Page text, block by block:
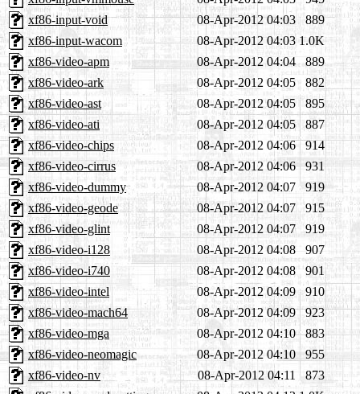
xf86-input-void
08-Apr-2012 04:03
889
xf86-input-wacom
08-Apr-2012 04:03 1.0K
xf86-video-apm
08-Apr-2012 04:04
889
xf86-video-ark
08-Apr-2012 04:05
882
xf86-video-ast
08-Apr-2012 04:05
895
xf86-video-ati
08-Apr-2012 04:05
887
xf86-video-chips
08-Apr-2012 04:06
914
xf86-video-cirrus
08-Apr-2012 04:06
931
xf86-video-dummy
08-Apr-2012 04:07
919
xf86-video-geode
08-Apr-2012 04:07
915
xf86-video-glint
08-Apr-2012 04:07
919
xf86-video-i128
08-Apr-2012 04:08
907
xf86-video-i740
08-Apr-2012 04:08
901
xf86-video-intel
08-Apr-2012 04:09
910
xf86-video-mach64
08-Apr-2012 04:09
923
xf86-video-mga
08-Apr-2012 04:10
883
xf86-video-neomagic
08-Apr-2012 04:10
955
xf86-video-nv
08-Apr-2012 04:11
873